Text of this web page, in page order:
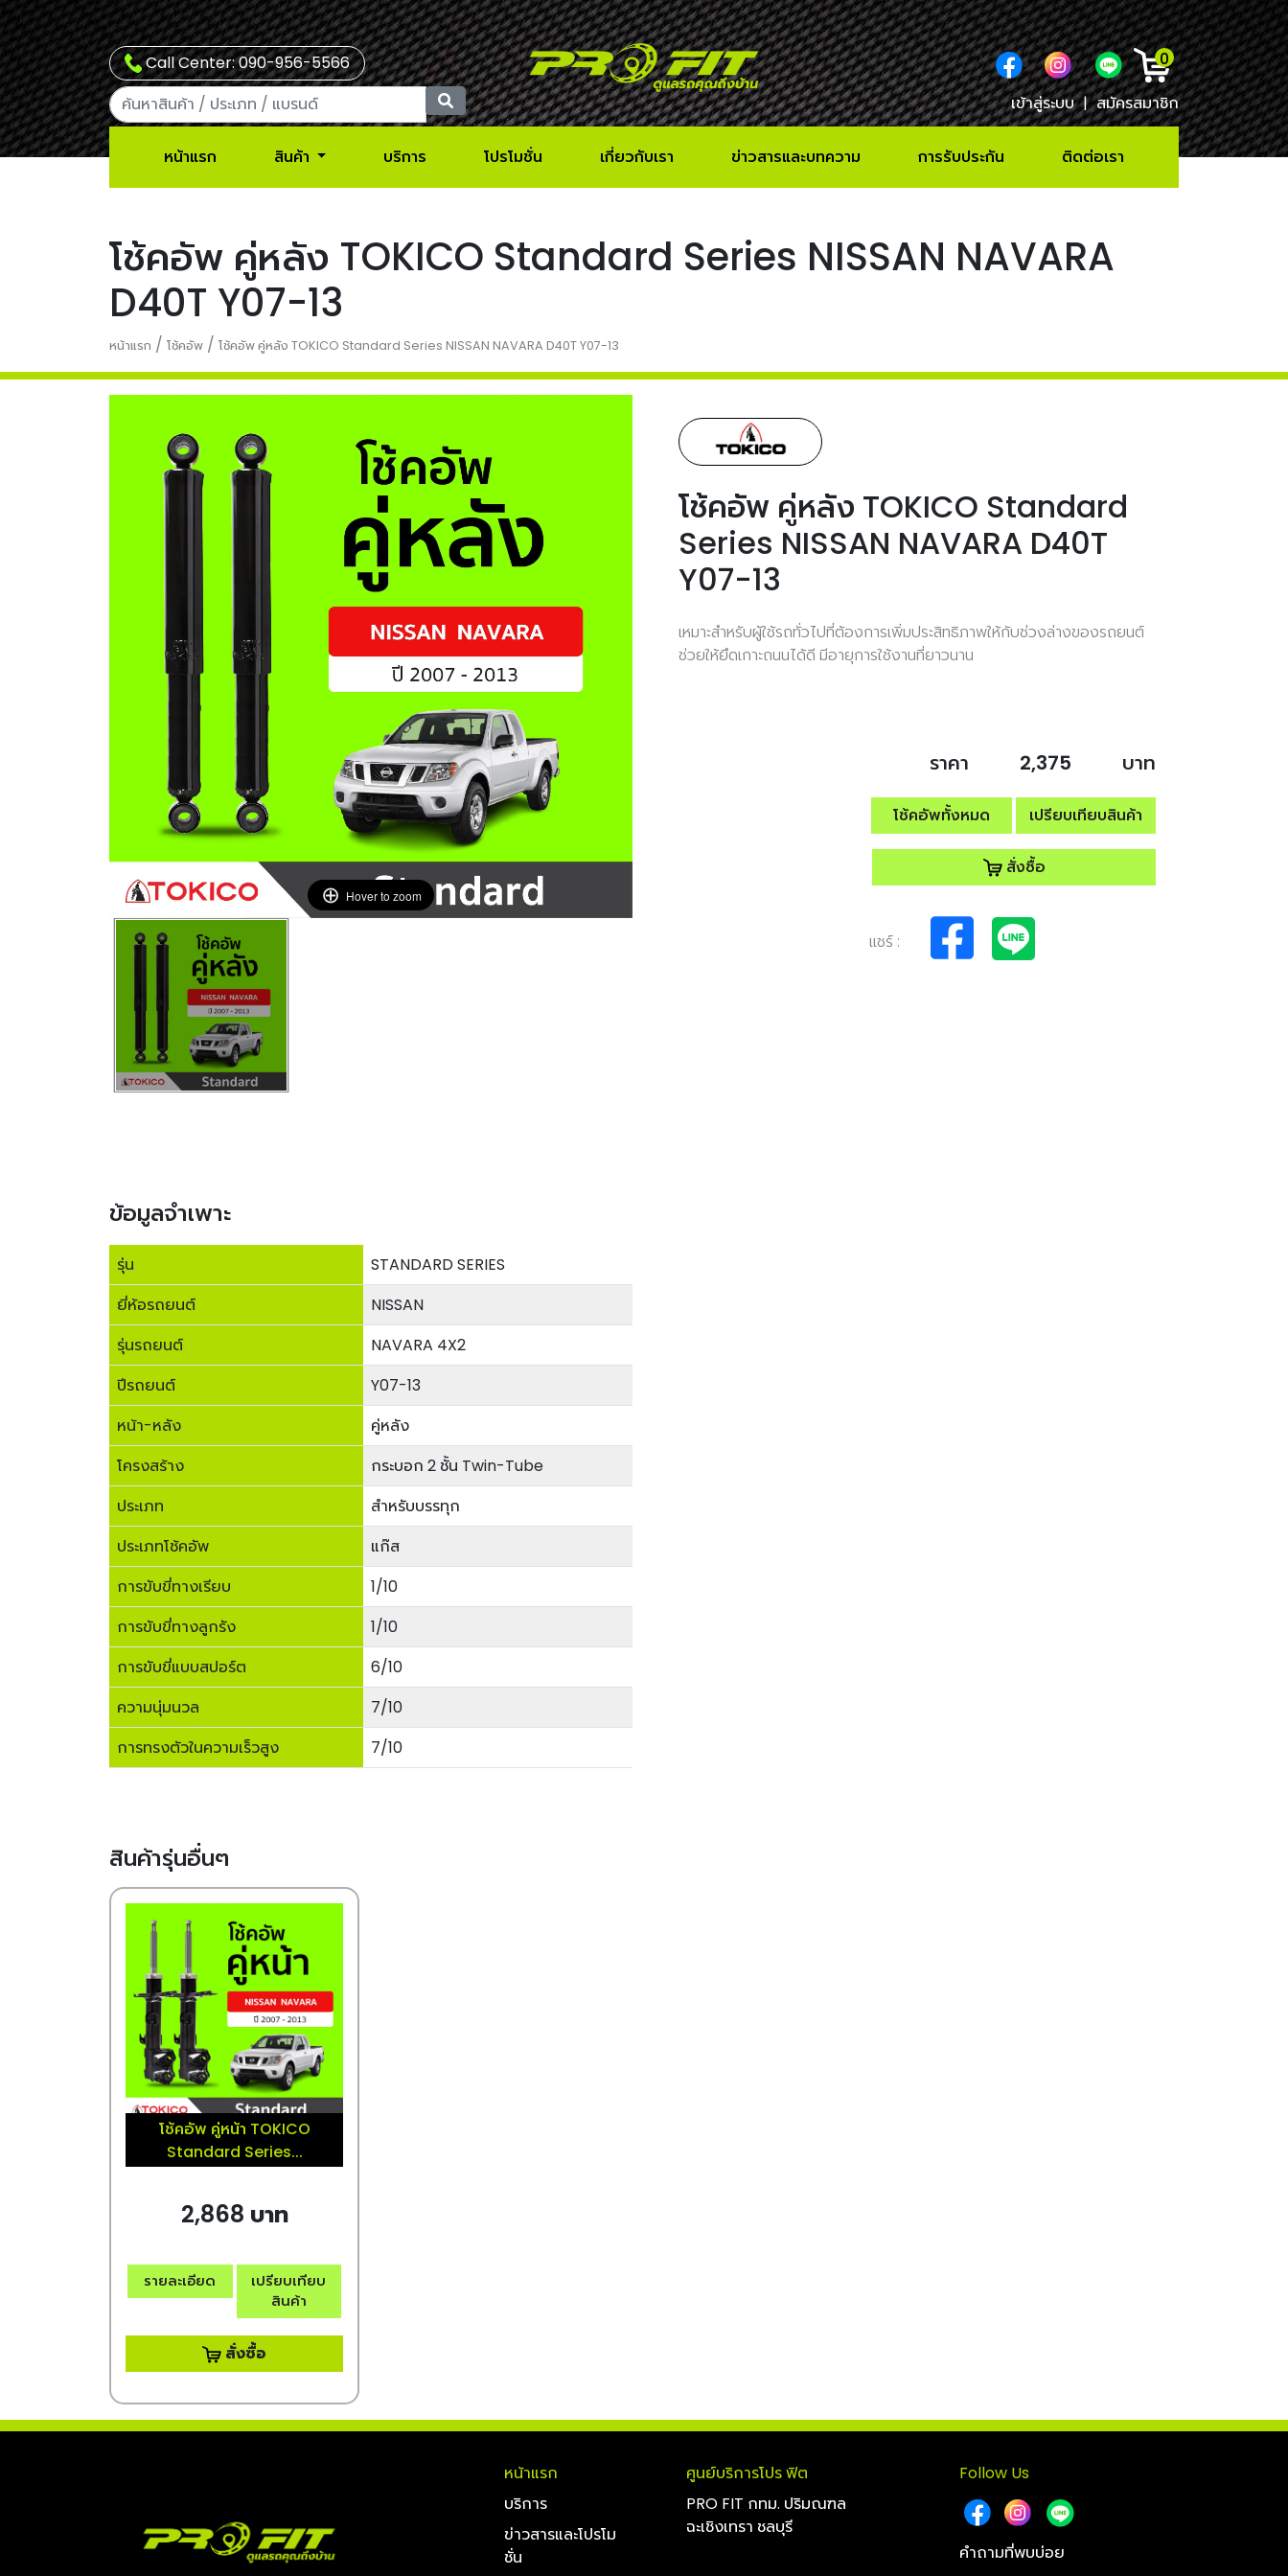
Call Center: 090-956-5566
0
เข้าสู่ระบบ | สมัครสมาชิก
หน้าแรก สินค้า บริการ โปรโมชั่น เกี่ยวกับเรา ข่าวสารและบทความ การรับประกัน ติดต่อเรา
โช้คอัพ คู่หลัง TOKICO Standard Series NISSAN NAVARA
D40T Y07-13
หน้าแรก / โช้คอัพ / โช้คอัพ คู่หลัง TOKICO Standard Series NISSAN NAVARA D40T Y07-13
Hover to zoom
โช้คอัพ คู่หลัง TOKICO Standard
Series NISSAN NAVARA D40T
Y07-13
เหมาะสำหรับผู้ใช้รถทั่วไปที่ต้องการเพิ่มประสิทธิภาพให้กับช่วงล่างของรถยนต์
ช่วยให้ยึดเกาะถนนได้ดี มีอายุการใช้งานที่ยาวนาน
ราคา 2,375 บาท
โช้คอัพทั้งหมด เปรียบเทียบสินค้า
สั่งซื้อ
แชร์ :
ข้อมูลจำเพาะ
รุ่น
STANDARD SERIES
ยี่ห้อรถยนต์
NISSAN
รุ่นรถยนต์
NAVARA 4X2
ปีรถยนต์
Y07-13
หน้า-หลัง
คู่หลัง
โครงสร้าง
กระบอก 2 ชั้น Twin-Tube
ประเภท
สำหรับบรรทุก
ประเภทโช้คอัพ
แก๊ส
การขับขี่ทางเรียบ
1/10
การขับขี่ทางลูกรัง
1/10
การขับขี่แบบสปอร์ต
6/10
ความนุ่มนวล
7/10
การทรงตัวในความเร็วสูง
7/10
สินค้ารุ่นอื่นๆ
โช้คอัพ คู่หน้า TOKICO
Standard Series...
2,868 บาท
รายละเอียด
เปรียบเทียบ
สินค้า
สั่งซื้อ
หน้าแรก
บริการ
ข่าวสารและโปรโม
ชั่น
ศูนย์บริการโปร ฟิต
PRO FIT กทม. ปริมณฑล
ฉะเชิงเทรา ชลบุรี
Follow Us
คำถามที่พบบ่อย